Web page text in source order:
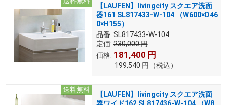
【LAUFEN】livingcity スクエア洗面
器161 SL817433-W-104 （W600×D46
0×H155）
品番: SL817433-W-104
定価: 230,000円
価格: 181,400 円
199,540 円 （税込）
送料無料
【LAUFEN】livingcity スクエア洗面